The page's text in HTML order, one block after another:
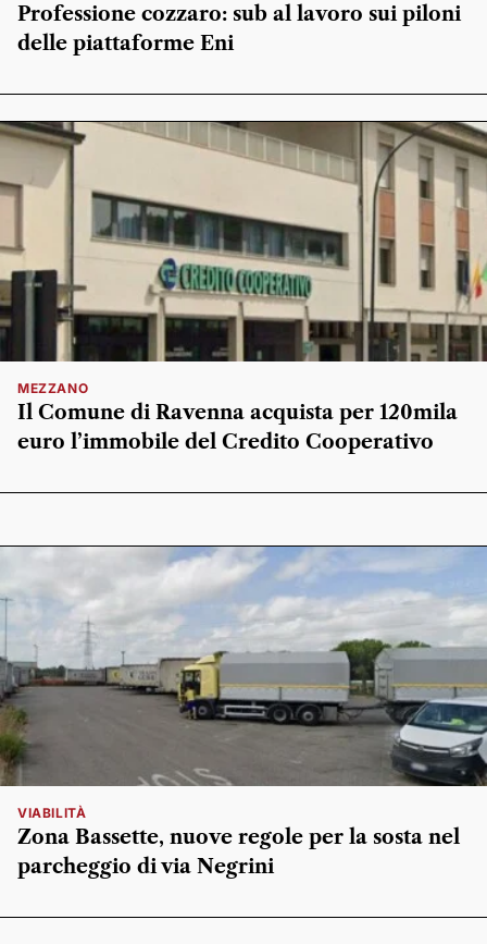
Professione cozzaro: sub al lavoro sui piloni
delle piattaforme Eni
MEZZANO
Il Comune di Ravenna acquista per 120mila
euro l’immobile del Credito Cooperativo
VIABILITÀ
Zona Bassette, nuove regole per la sosta nel
parcheggio di via Negrini